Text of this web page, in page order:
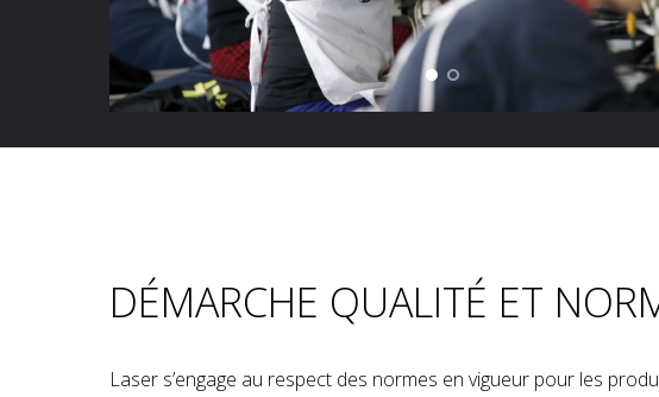
DÉMARCHE QUALITÉ ET
Laser s’engage au respect des normes en vigueur pour les